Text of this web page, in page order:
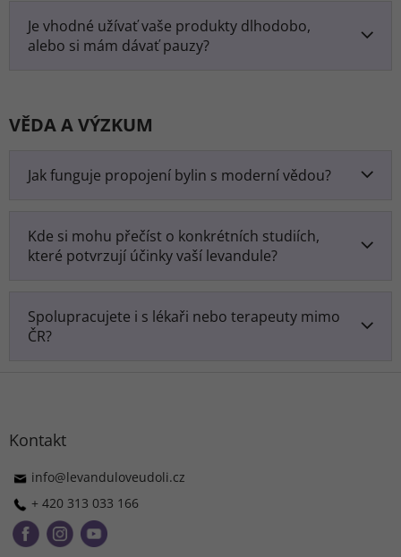
Je vhodné užívať vaše produkty dlhodobo,
alebo si mám dávať pauzy?
VĚDA A VÝZKUM
Jak funguje propojení bylin s moderní vědou?
Kde si mohu přečíst o konkrétních studiích,
které potvrzují účinky vaší levandule?
Spolupracujete i s lékaři nebo terapeuty mimo
ČR?
Kontakt
info@levanduloveudoli.cz
+ 420 313 033 166